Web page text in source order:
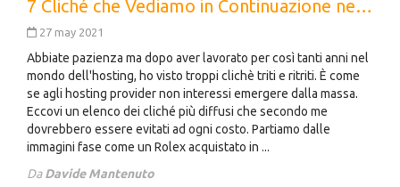
7 Cliché che Vediamo in Continuazione nei Siti di Web Hosting
27 may 2021
Abbiate pazienza ma dopo aver lavorato per così tanti anni nel
mondo dell'hosting, ho visto troppi clichè triti e ritriti. È come
se agli hosting provider non interessi emergere dalla massa.
Eccovi un elenco dei cliché più diffusi che secondo me
dovrebbero essere evitati ad ogni costo. Partiamo dalle
immagini fase come un Rolex acquistato in ...
DaDavide Mantenuto